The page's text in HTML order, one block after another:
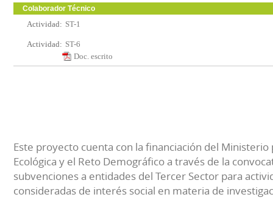
Colaborador Técnico
Actividad: ST-1
Actividad: ST-6
Doc. escrito
Este proyecto cuenta con la financiación del Ministerio
Ecológica y el Reto Demográfico a través de la
subvenciones a entidades del Tercer Sector para
consideradas de interés social en materia de